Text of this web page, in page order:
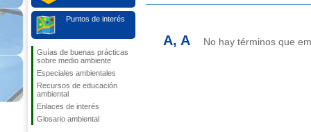
Puntos de interés
Guías de buenas prácticas
sobre medio ambiente
Especiales ambientales
Recursos de educación
ambiental
Enlaces de interés
Glosario ambiental
A, A No hay términos que